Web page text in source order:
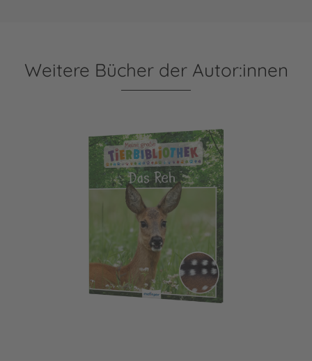
Weitere Bücher der Autor:innen
Meine große Tierbibliothek: Das Reh